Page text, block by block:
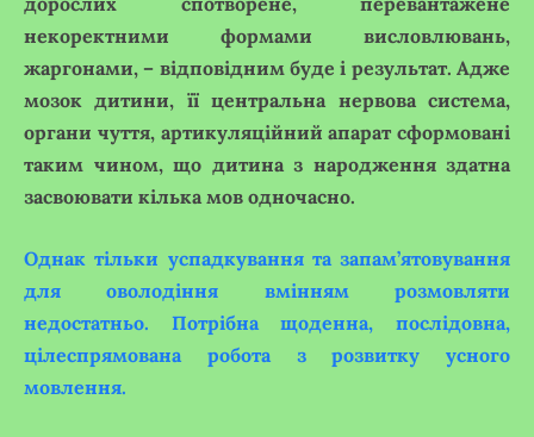
некоректними формами висловлювань,
жаргонами, – відповідним буде і результат. Адже
мозок дитини, її центральна нервова система,
органи чуття, артикуляційний апарат сформовані
таким чином, що дитина з народження здатна
засвоювати кілька мов одночасно.
Однак тільки успадкування та запам’ятовування
для оволодіння вмінням розмовляти
недостатньо. Потрібна щоденна, послідовна,
цілеспрямована робота з розвитку усного
мовлення.